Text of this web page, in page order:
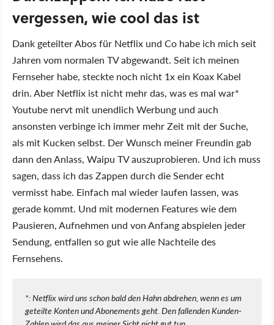
vergessen, wie cool das ist
Dank geteilter Abos für Netflix und Co habe ich mich seit
Jahren vom normalen TV abgewandt. Seit ich meinen
Fernseher habe, steckte noch nicht 1x ein Koax Kabel
drin. Aber Netflix ist nicht mehr das, was es mal war*
Youtube nervt mit unendlich Werbung und auch
ansonsten verbinge ich immer mehr Zeit mit der Suche,
als mit Kucken selbst. Der Wunsch meiner Freundin gab
dann den Anlass, Waipu TV auszuprobieren. Und ich muss
sagen, dass ich das Zappen durch die Sender echt
vermisst habe. Einfach mal wieder laufen lassen, was
gerade kommt. Und mit modernen Features wie dem
Pausieren, Aufnehmen und von Anfang abspielen jeder
Sendung, entfallen so gut wie alle Nachteile des
Fernsehens.
*: Netflix wird uns schon bald den Hahn abdrehen, wenn es um
geteilte Konten und Abonements geht. Den fallenden Kunden-